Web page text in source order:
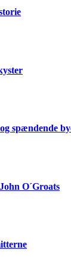
spændende
O´Groats